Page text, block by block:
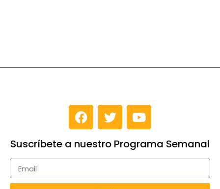
Suscríbete a nuestro Programa Semanal